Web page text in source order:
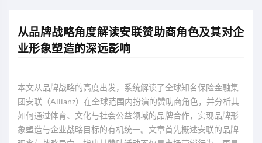
从品牌战略角度解读安联赞助商角色及其对企
业形象塑造的深远影响
本文从品牌战略的高度出发，系统解读了全球知名保险金融集
团安联（Allianz）在全球范围内扮演的赞助商角色，并分析其
如何通过体育、文化与社会公益领域的品牌合作，实现品牌形
象塑造与企业战略目标的有机统一。文章首先概述安联的品牌